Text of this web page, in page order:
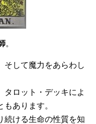
。
そして魔力をあらわし
タロット・デッキによ
あります。
続ける生命の性質を知